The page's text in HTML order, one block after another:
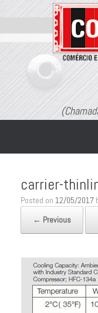
carrier-
Posted on 12/05/2017
← Previous